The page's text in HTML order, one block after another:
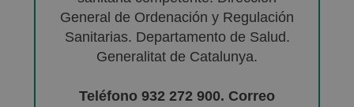
General de Ordenación y Regulación
Sanitarias. Departamento de Salud.
Generalitat de Catalunya.
Teléfono 932 272 900. Correo